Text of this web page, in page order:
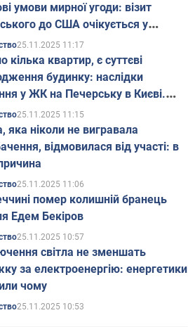
умови мирної угоди: візит
до США очікується у
25.11.2025 11:17
кілька квартир, є суттєві
будинку: наслідки
у ЖК на Печерську в Києві.
25.11.2025 11:15
яка ніколи не вигравала
відмовилася від участі: в
25.11.2025 11:06
помер колишній бранець
Едем Бекіров
25.11.2025 10:57
світла не зменшать
за електроенергію: енергетики
чому
25.11.2025 10:53